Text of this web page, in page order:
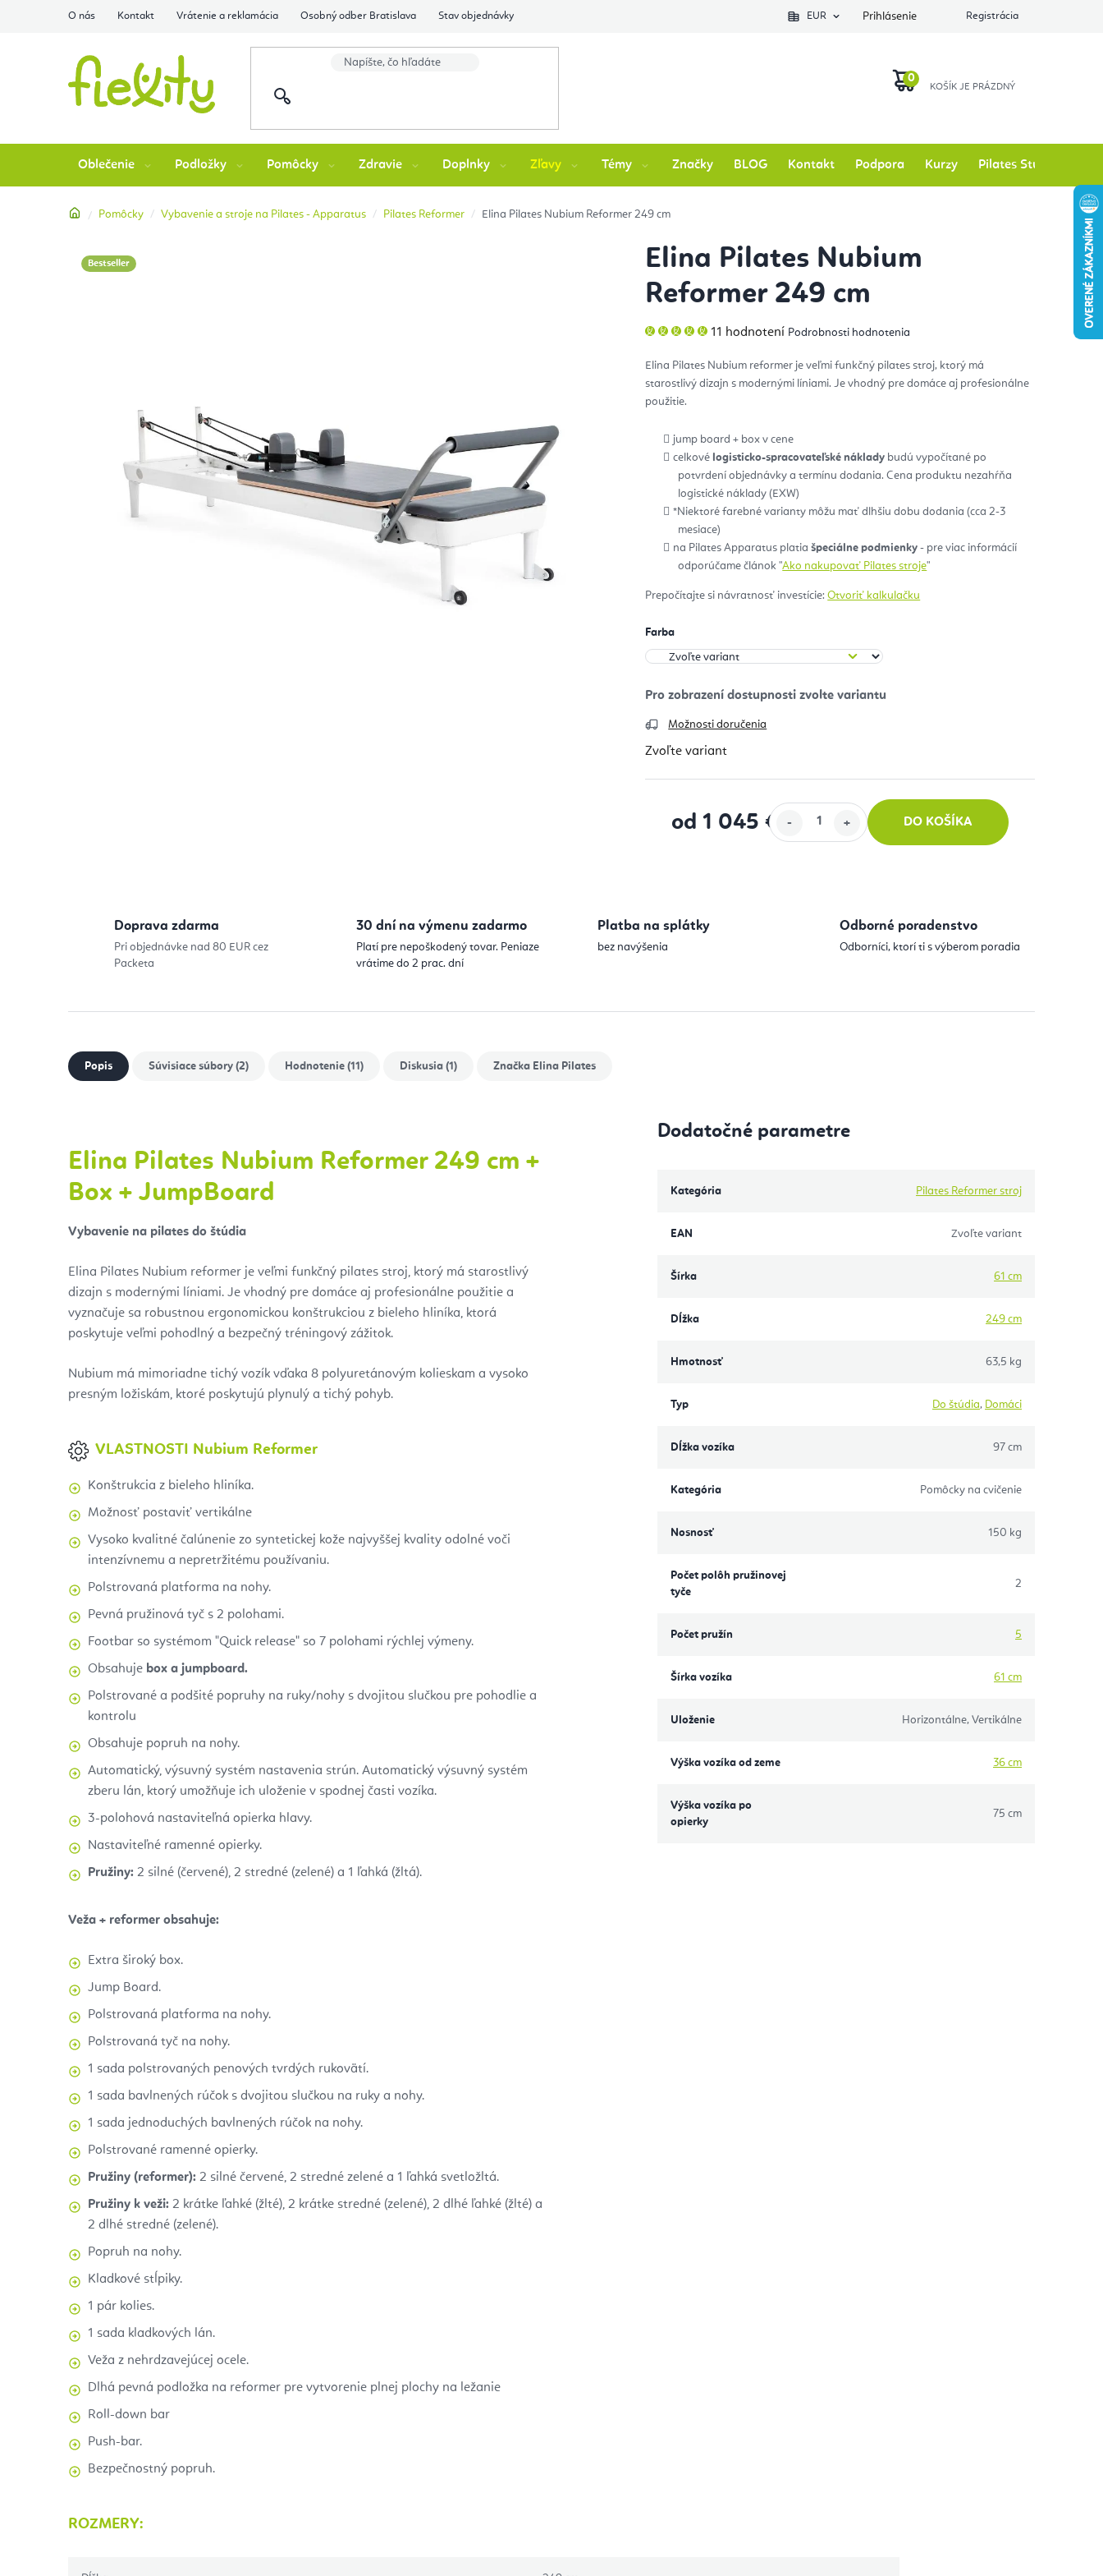
O nás Kontakt Vrátenie a reklamácia Osobný odber Bratislava Stav objednávky EUR Prihlásenie Registrácia
KOŠÍK
Oblečenie Podložky Pomôcky Zdravie Doplnky Zľavy Témy Značky BLOG Kontakt Podpora Kurzy Pilates Studio
DomovPomôcky Vybavenie a stroje na Pilates - Apparatus Pilates Reformer Elina Pilates Nubium Reformer 249 cm
Elina Pilates Nubium
Reformer 249 cm
Priemerné
hodnotenie
5,0
5
11 hodnotení Podrobnosti hodnotenia
Elina Pilates Nubium reformer je veľmi funkčný pilates stroj, ktorý má
starostlivý dizajn s modernými líniami. Je vhodný pre domáce aj profesionálne
použitie.
jump board + box v cene
celkové logisticko-spracovateľské náklady budú vypočítané po
potvrdení objednávky a termínu dodania. Cena produktu nezahŕňa
logistické náklady (EXW)
*Niektoré farebné varianty môžu mať dlhšiu dobu dodania (cca 2-3
mesiace)
na Pilates Apparatus platiašpeciálne podmienky - pre viac informácií
odporúčame článok "Ako nakupovať Pilates stroje"
Prepočítajte si návratnosť investície:Otvoriť kalkulačku
Farba
Možnosti doručenia
Zvoľte variant
od 1 045 € DO KOŠÍKA
Bestseller
Doprava zdarma
Pri objednávke nad 80 EUR cez
Packeta
30 dní na výmenu zadarmo
Platí pre nepoškodený tovar. Peniaze
vrátime do 2 prac. dní
Platba na splátky
bez navýšenia
Odborné poradenstvo
Odborníci, ktorí ti s výberom poradia
Popis Súvisiace súbory (2) Hodnotenie (11) Diskusia (1) Značka Elina Pilates
Elina Pilates Nubium Reformer 249 cm +
Box + JumpBoard
Vybavenie na pilates do štúdia
Elina Pilates Nubium reformer je veľmi funkčný pilates stroj, ktorý má starostlivý
dizajn s modernými líniami. Je vhodný pre domáce aj profesionálne použitie a
vyznačuje sa robustnou ergonomickou konštrukciou z bieleho hliníka, ktorá
poskytuje veľmi pohodlný a bezpečný tréningový zážitok.
Nubium má mimoriadne tichý vozík vďaka 8 polyuretánovým kolieskam a vysoko
presným ložiskám, ktoré poskytujú plynulý a tichý pohyb.
VLASTNOSTI Nubium Reformer
Konštrukcia z bieleho hliníka.
Možnosť postaviť vertikálne
Vysoko kvalitné čalúnenie zo syntetickej kože najvyššej kvality odolné voči
intenzívnemu a nepretržitému používaniu.
Polstrovaná platforma na nohy.
Pevná pružinová tyč s 2 polohami.
Footbar so systémom "Quick release" so 7 polohami rýchlej výmeny.
Obsahuje box a jumpboard.
Polstrované a podšité popruhy na ruky/nohy s dvojitou slučkou pre pohodlie a
kontrolu
Obsahuje popruh na nohy.
Automatický, výsuvný systém nastavenia strún. Automatický výsuvný systém
zberu lán, ktorý umožňuje ich uloženie v spodnej časti vozíka.
3-polohová nastaviteľná opierka hlavy.
Nastaviteľné ramenné opierky.
Pružiny: 2 silné (červené), 2 stredné (zelené) a 1 ľahká (žltá).
Veža + reformer obsahuje:
Extra široký box.
Jump Board.
Polstrovaná platforma na nohy.
Polstrovaná tyč na nohy.
1 sada polstrovaných penových tvrdých rukovätí.
1 sada bavlnených rúčok s dvojitou slučkou na ruky a nohy.
1 sada jednoduchých bavlnených rúčok na nohy.
Polstrované ramenné opierky.
Pružiny (reformer): 2 silné červené, 2 stredné zelené a 1 ľahká svetložltá.
Pružiny k veži: 2 krátke ľahké (žlté), 2 krátke stredné (zelené), 2 dlhé ľahké (žlté) a
2 dlhé stredné (zelené).
Popruh na nohy.
Kladkové stĺpiky.
1 pár kolies.
1 sada kladkových lán.
Veža z nehrdzavejúcej ocele.
Dlhá pevná podložka na reformer pre vytvorenie plnej plochy na ležanie
Roll-down bar
Push-bar.
Bezpečnostný popruh.
ROZMERY:
Dodatočné parametre
Kategória Pilates Reformer stroj
EAN Zvoľte variant
Šírka 61 cm
Dĺžka 249 cm
Hmotnosť 63,5 kg
Typ Do štúdia, Domáci
Dĺžka vozíka 97 cm
Kategória Pomôcky na cvičenie
Nosnosť 150 kg
Počet polôh pružinovej
tyče
2
Počet pružín 5
Šírka vozíka 61 cm
Uloženie Horizontálne, Vertikálne
Výška vozíka od zeme 36 cm
Výška vozíka po
opierky
75 cm